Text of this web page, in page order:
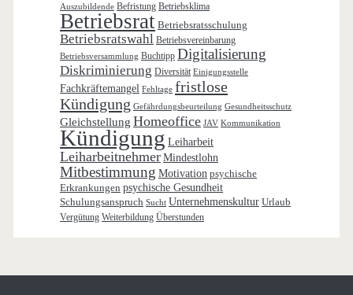
Auszubildende Befristung Betriebsklima
Betriebsrat Betriebsratsschulung
Betriebsratswahl Betriebsvereinbarung
Betriebsversammlung Buchtipp Digitalisierung
Diskriminierung Diversität Einigungsstelle
Fachkräftemangel Fehltage fristlose
Kündigung Gefährdungsbeurteilung Gesundheitsschutz
Gleichstellung Homeoffice JAV Kommunikation
Kündigung Leiharbeit
Leiharbeitnehmer Mindestlohn
Mitbestimmung Motivation psychische
Erkrankungen psychische Gesundheit
Schulungsanspruch Sucht Unternehmenskultur Urlaub
Vergütung Weiterbildung Überstunden